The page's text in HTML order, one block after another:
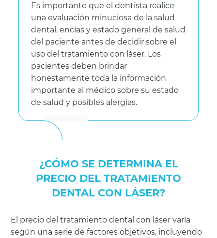
Es importante que el dentista realice
una evaluación minuciosa de la salud
dental, encías y estado general de salud
del paciente antes de decidir sobre el
uso del tratamiento con láser. Los
pacientes deben brindar
honestamente toda la información
importante al médico sobre su estado
de salud y posibles alergias.
¿CÓMO SE DETERMINA EL
PRECIO DEL TRATAMIENTO
DENTAL CON LÁSER?
El precio del tratamiento dental con láser varía
según una serie de factores objetivos, incluyendo